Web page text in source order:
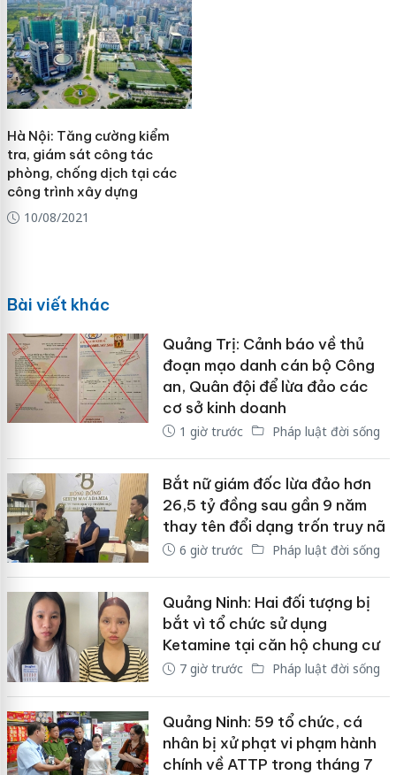
Hà Nội: Tăng cường kiểm
tra, giám sát công tác
phòng, chống dịch tại các
công trình xây dựng
10/08/2021
Bài viết khác
Quảng Trị: Cảnh báo về thủ
đoạn mạo danh cán bộ Công
an, Quân đội để lừa đảo các
cơ sở kinh doanh
1 giờ trước Pháp luật đời sống
Bắt nữ giám đốc lừa đảo hơn
26,5 tỷ đồng sau gần 9 năm
thay tên đổi dạng trốn truy nã
6 giờ trước Pháp luật đời sống
Quảng Ninh: Hai đối tượng bị
bắt vì tổ chức sử dụng
Ketamine tại căn hộ chung cư
7 giờ trước Pháp luật đời sống
Quảng Ninh: 59 tổ chức, cá
nhân bị xử phạt vi phạm hành
chính về ATTP trong tháng 7